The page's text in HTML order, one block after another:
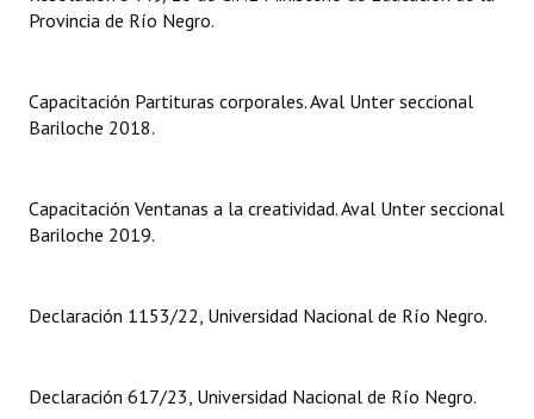
Provincia de Río Negro.
Capacitación Partituras corporales. Aval Unter seccional
Bariloche 2018.
Capacitación Ventanas a la creatividad. Aval Unter seccional
Bariloche 2019.
Declaración 1153/22, Universidad Nacional de Río Negro.
Declaración 617/23, Universidad Nacional de Río Negro.